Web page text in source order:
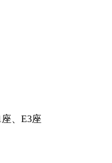
、E3座